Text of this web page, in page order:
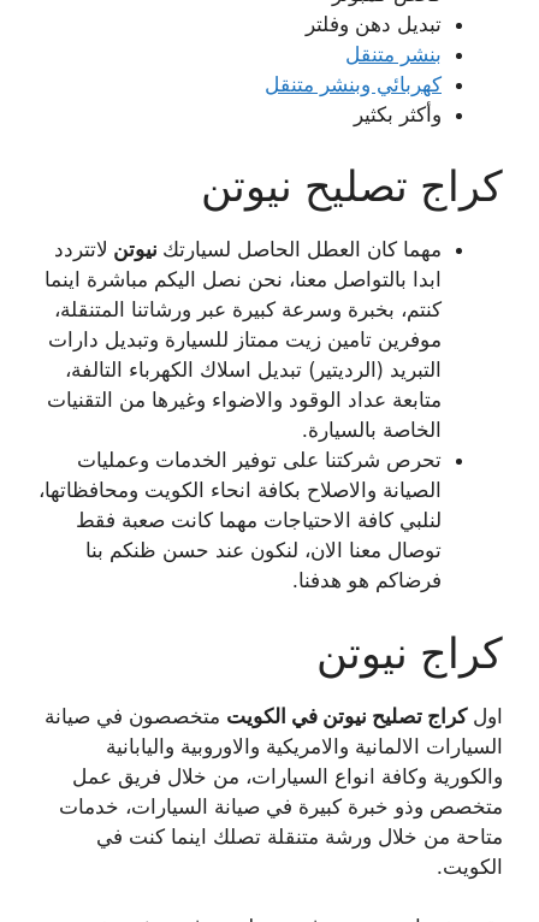
تبديل دهن وفلتر
بنشر متنقل
كهربائي وبنشر متنقل
وأكثر بكثير
كراج تصليح نيوتن
مهما كان العطل الحاصل لسيارتك نيوتن لاتتردد
ابدا بالتواصل معنا، نحن نصل اليكم مباشرة اينما
كنتم، بخبرة وسرعة كبيرة عبر ورشاتنا المتنقلة،
موفرين تامين زيت ممتاز للسيارة وتبديل دارات
التبريد (الرديتير) تبديل اسلاك الكهرباء التالفة،
متابعة عداد الوقود والاضواء وغيرها من التقنيات
الخاصة بالسيارة.
تحرص شركتنا على توفير الخدمات وعمليات
الصيانة والاصلاح بكافة انحاء الكويت ومحافظاتها،
لنلبي كافة الاحتياجات مهما كانت صعبة فقط
توصال معنا الان، لنكون عند حسن ظنكم بنا
فرضاكم هو هدفنا.
كراج نيوتن
اولكراج تصليح نيوتن في الكويت متخصصون في صيانة
السيارات الالمانية والامريكية والاوروبية واليابانية
والكورية وكافة انواع السيارات، من خلال فريق عمل
متخصص وذو خبرة كبيرة في صيانة السيارات، خدمات
متاحة من خلال ورشة متنقلة تصلك اينما كنت في
الكويت.